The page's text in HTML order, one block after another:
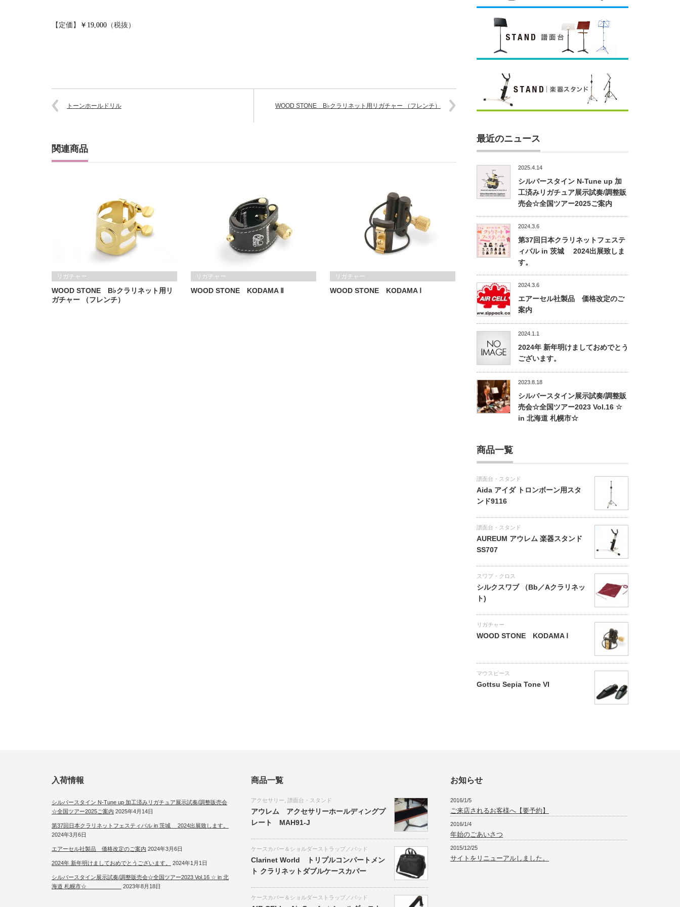
【定価】 ￥19,000 （税抜）
トーンホールドリル WOOD STONE B♭クラリネット用リガチャー （フレンチ）
関連商品
リガチャー
WOOD STONE B♭クラリネット用リ
ガチャー （フレンチ）
リガチャー
WOOD STONE KODAMA Ⅱ
リガチャー
WOOD STONE KODAMA Ⅰ
最近のニュース
2025.4.14
シルバースタイン N-Tune up 加
工済みリガチュア展示試奏/調整販
売会☆全国ツアー2025ご案内
2024.3.6
第37回日本クラリネットフェステ
ィバル in 茨城 2024出展致しま
す。
2024.3.6
エアーセル社製品 価格改定のご
案内
2024.1.1
2024年 新年明けましておめでとう
ございます。
2023.8.18
シルバースタイン展示試奏/調整販
売会☆全国ツアー2023 Vol.16 ☆
in 北海道 札幌市☆
商品一覧
譜面台・スタンド
Aida アイダ トロンボーン用スタ
ンド9116
譜面台・スタンド
AUREUM アウレム 楽器スタンド
SS707
スワブ・クロス
シルクスワブ （Bb／Aクラリネッ
ト)
リガチャー
WOOD STONE KODAMA Ⅰ
マウスピース
Gottsu Sepia Tone VI
入荷情報
シルバースタイン N-Tune up 加工済みリガチュア展示試奏/調整販売会
☆全国ツアー2025ご案内 2025年4月14日
第37回日本クラリネットフェスティバル in 茨城 2024出展致します。
2024年3月6日
エアーセル社製品 価格改定のご案内 2024年3月6日
2024年 新年明けましておめでとうございます。 2024年1月1日
シルバースタイン展示試奏/調整販売会☆全国ツアー2023 Vol.16 ☆ in 北
海道 札幌市☆
2023年8月18日
商品一覧
アクセサリー 譜面台・スタンド
アウレム アクセサリーホールディングプ
レート MAH91-J
ケースカバー＆ショルダーストラップ／パッド
Clarinet World トリプルコンパートメン
ト クラリネットダブルケースカバー
ケースカバー＆ショルダーストラップ／パッド
お知らせ
2016/1/5
ご来店されるお客様へ【要予約】
2016/1/4
年始のごあいさつ
2015/12/25
サイトをリニューアルしました。